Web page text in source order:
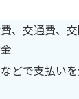
、交通費、
どで支払い